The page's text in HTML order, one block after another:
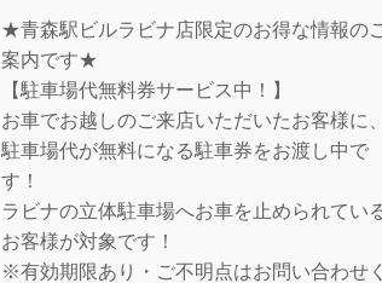
★青森駅ビルラビナ店限定のお得な情報の
案内です★
【駐車場代無料券サービス中！】
お車でお越しのご来店いただいたお客様に、
駐車場代が無料になる駐車券をお渡し中で
す！
ラビナの立体駐車場へお車を止められてい
お客様が対象です！
※有効期限あり・ご不明点はお問い合わせく